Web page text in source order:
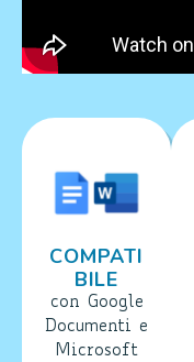
COMPATI
BILE
con Google
Documenti e
Microsoft